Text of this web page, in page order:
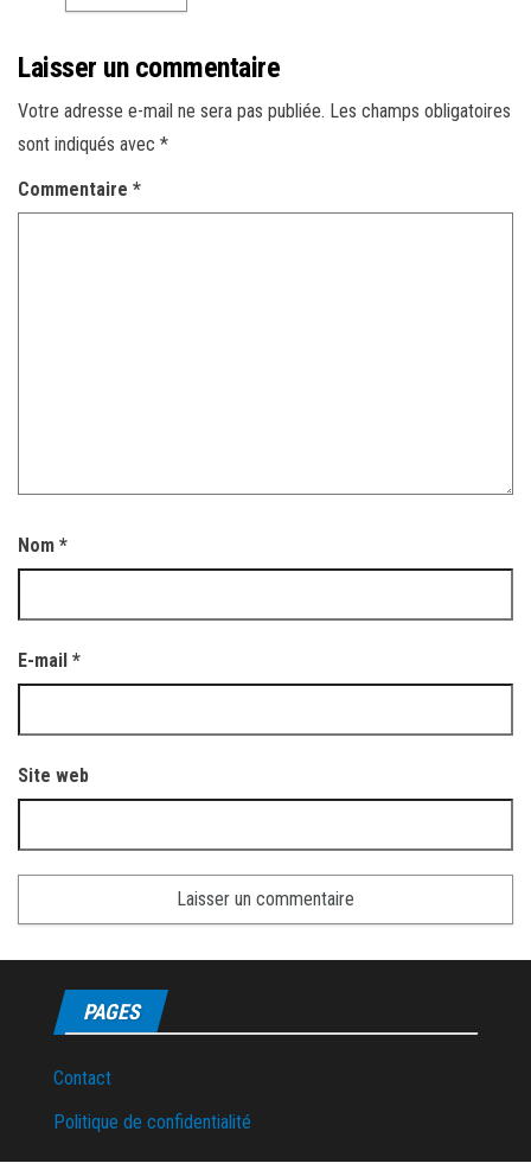
Laisser un commentaire
Votre adresse e-mail ne sera pas publiée. Les champs obligatoires
sont indiqués avec *
Commentaire *
Nom *
E-mail *
Site web
PAGES
Contact
Politique de confidentialité